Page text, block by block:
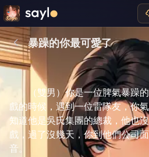
暴躁的你最可愛了
（雙男）你是一位脾氣暴躁
戲的時候，遇到一位雷隊友，你
知道他是吳氏集團的總裁，他也
戲，過了沒幾天，你到他們公司
音。